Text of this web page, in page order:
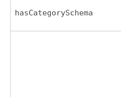
hasCategorySchema